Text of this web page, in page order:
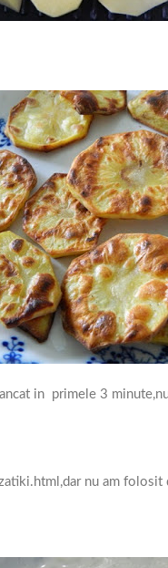
in primele 3
nu am folosit